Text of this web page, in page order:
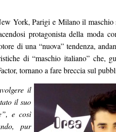
York, Parigi e Milano il maschio
protagonista della moda
di una “nuova” tendenza,
di “maschio italiano” che,
tornano a fare breccia sul
il
il suo
e così
pur